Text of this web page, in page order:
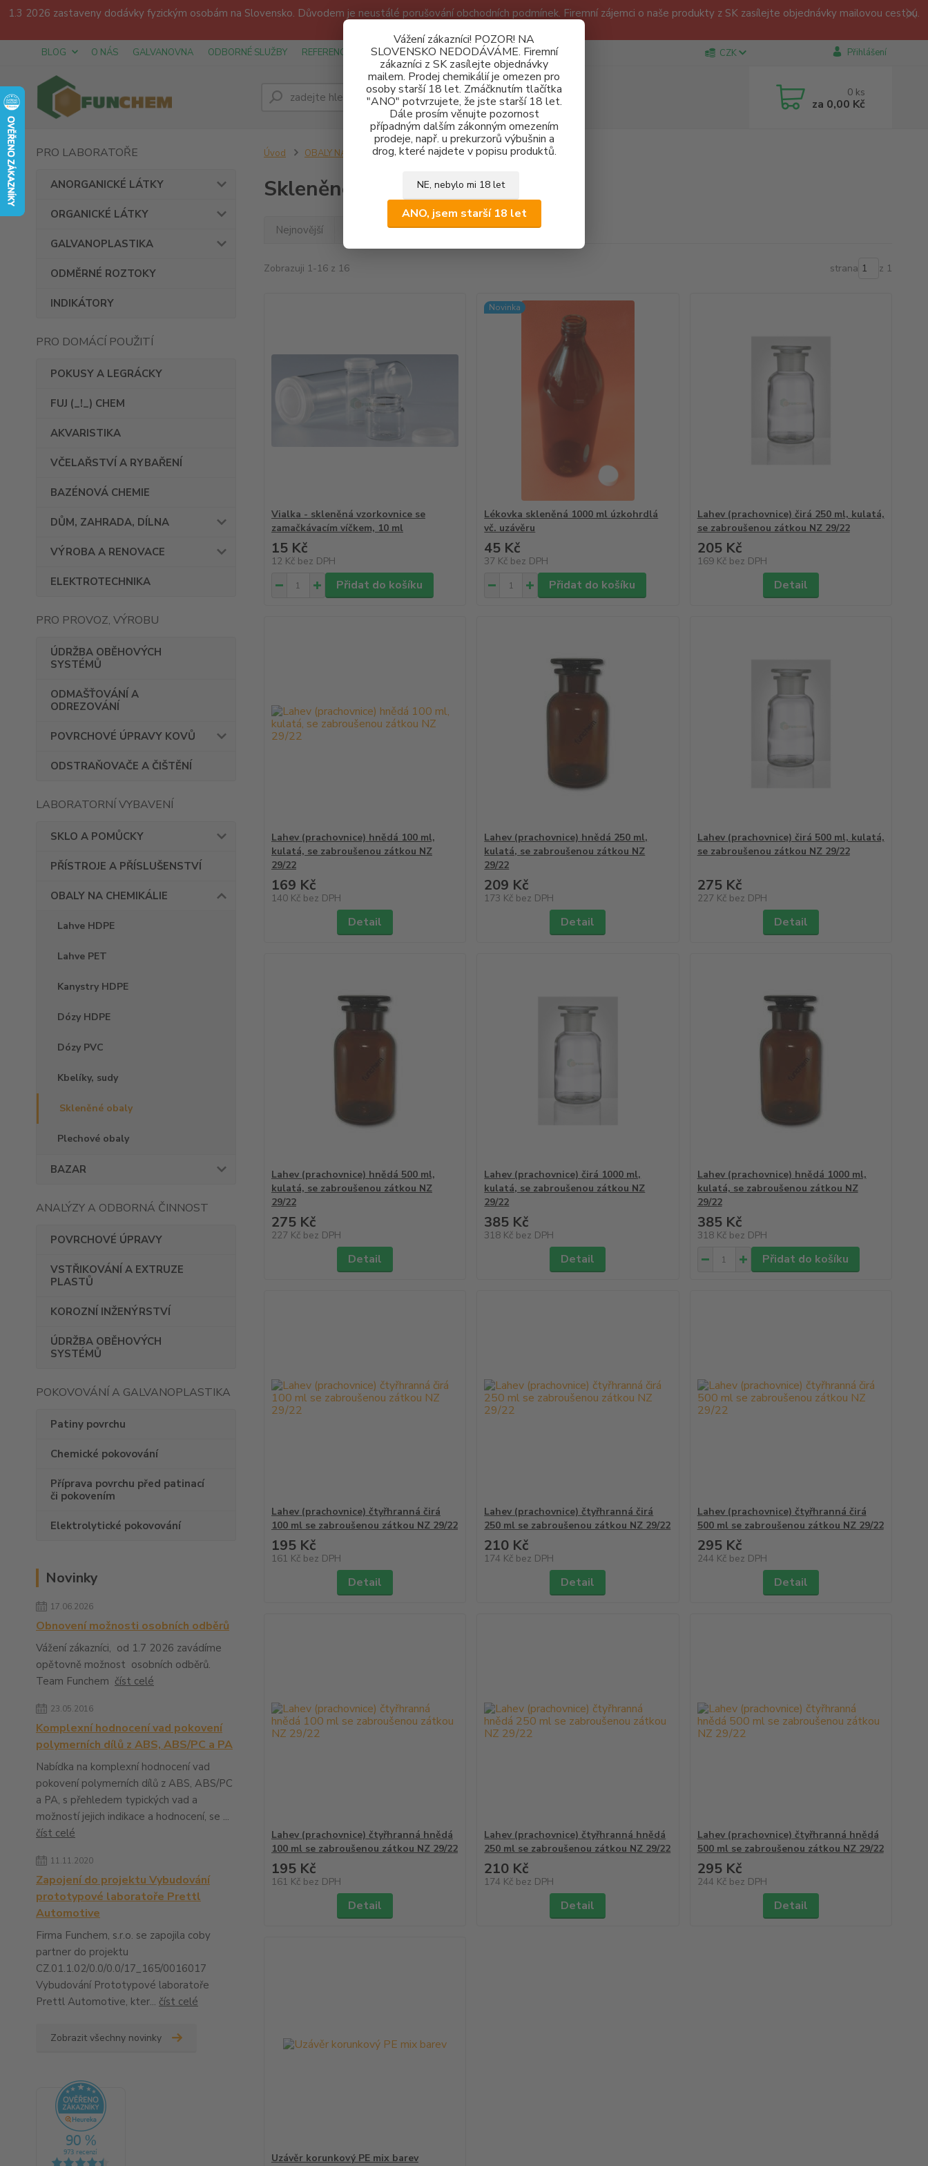
1.3 2026 zastaveny dodávky fyzickým osobám na Slovensko. Důvodem je neustálé porušování obchodních podmínek. Firemní zájemci o naše produkty z SK zasílejte objednávky mailovou cestou.
Vážení zákazníci! POZOR! NA
SLOVENSKO NEDODÁVÁME. Firemní
zákazníci z SK zasílejte objednávky
mailem. Prodej chemikálií je omezen pro
osoby starší 18 let. Zmáčknutím tlačítka
"ANO" potvrzujete, že jste starší 18 let.
Dále prosím věnujte pozornost
případným dalším zákonným omezením
prodeje, např. u prekurzorů výbušnin a
drog, které najdete v popisu produktů.
NE, nebylo mi 18 let
ANO, jsem starší 18 let
BLOG O NÁS GALVANOVNA ODBORNÉ SLUŽBY REFERENCE SPONZUREJEME OBCHODNÍ PODMÍNKY A GDPR CZK Přihlášení
Hledat 0 ks
za 0,00 Kč
PRO LABORATOŘE
ANORGANICKÉ LÁTKY
ORGANICKÉ LÁTKY
GALVANOPLASTIKA
ODMĚRNÉ ROZTOKY
INDIKÁTORY
PRO DOMÁCÍ POUŽITÍ
POKUSY A LEGRÁCKY
FUJ (_!_) CHEM
AKVARISTIKA
VČELAŘSTVÍ A RYBAŘENÍ
BAZÉNOVÁ CHEMIE
DŮM, ZAHRADA, DÍLNA
VÝROBA A RENOVACE
ELEKTROTECHNIKA
PRO PROVOZ, VÝROBU
ÚDRŽBA OBĚHOVÝCH
SYSTÉMŮ
ODMAŠŤOVÁNÍ A
ODREZOVÁNÍ
POVRCHOVÉ ÚPRAVY KOVŮ
ODSTRAŇOVAČE A ČIŠTĚNÍ
LABORATORNÍ VYBAVENÍ
SKLO A POMŮCKY
PŘÍSTROJE A PŘÍSLUŠENSTVÍ
OBALY NA CHEMIKÁLIE
Lahve HDPE
Lahve PET
Kanystry HDPE
Dózy HDPE
Dózy PVC
Kbelíky, sudy
Skleněné obaly
Plechové obaly
BAZAR
ANALÝZY A ODBORNÁ ČINNOST
POVRCHOVÉ ÚPRAVY
VSTŘIKOVÁNÍ A EXTRUZE
PLASTŮ
KOROZNÍ INŽENÝRSTVÍ
ÚDRŽBA OBĚHOVÝCH
SYSTÉMŮ
POKOVOVÁNÍ A GALVANOPLASTIKA
Patiny povrchu
Chemické pokovování
Příprava povrchu před patinací
či pokovením
Elektrolytické pokovování
Novinky
17.06.2026
Obnovení možnosti osobních odběrů
Vážení zákazníci, od 1.7 2026 zavádíme
opětovně možnost osobních odběrů.
Team Funchem číst celé
23.05.2016
Komplexní hodnocení vad pokovení
polymerních dílů z ABS, ABS/PC a PA
Nabídka na komplexní hodnocení vad
pokovení polymerních dílů z ABS, ABS/PC
a PA, s přehledem typických vad a
možností jejich indikace a hodnocení, se ...
číst celé
11.11.2020
Zapojení do projektu Vybudování
prototypové laboratoře Prettl
Automotive
Firma Funchem, s.r.o. se zapojila coby
partner do projektu
CZ.01.1.02/0.0/0.0/17_165/0016017
Vybudování Prototypové laboratoře
Prettl Automotive, kter... číst celé
Zobrazit všechny novinky
Úvod OBALY NA CHEMIKÁLIE Skleněné obaly
Skleněné obaly
Nejnovější Nejlevnější Nejdražší
Zobrazuji 1-16 z 16 strana z 1
Vialka - skleněná vzorkovnice se
zamačkávacím víčkem, 10 ml
15 Kč
12 Kč bez DPH
Přidat do košíku
Novinka
Lékovka skleněná 1000 ml úzkohrdlá
vč. uzávěru
45 Kč
37 Kč bez DPH
Přidat do košíku
Lahev (prachovnice) čirá 250 ml, kulatá,
se zabroušenou zátkou NZ 29/22
205 Kč
169 Kč bez DPH
Detail
Lahev (prachovnice) hnědá 100 ml,
kulatá, se zabroušenou zátkou NZ
29/22
169 Kč
140 Kč bez DPH
Detail
Lahev (prachovnice) hnědá 250 ml,
kulatá, se zabroušenou zátkou NZ
29/22
209 Kč
173 Kč bez DPH
Detail
Lahev (prachovnice) čirá 500 ml, kulatá,
se zabroušenou zátkou NZ 29/22
275 Kč
227 Kč bez DPH
Detail
Lahev (prachovnice) hnědá 500 ml,
kulatá, se zabroušenou zátkou NZ
29/22
275 Kč
227 Kč bez DPH
Detail
Lahev (prachovnice) čirá 1000 ml,
kulatá, se zabroušenou zátkou NZ
29/22
385 Kč
318 Kč bez DPH
Detail
Lahev (prachovnice) hnědá 1000 ml,
kulatá, se zabroušenou zátkou NZ
29/22
385 Kč
318 Kč bez DPH
Přidat do košíku
Lahev (prachovnice) čtyřhranná čirá
100 ml se zabroušenou zátkou NZ 29/22
195 Kč
161 Kč bez DPH
Detail
Lahev (prachovnice) čtyřhranná čirá
250 ml se zabroušenou zátkou NZ 29/22
210 Kč
174 Kč bez DPH
Detail
Lahev (prachovnice) čtyřhranná čirá
500 ml se zabroušenou zátkou NZ 29/22
295 Kč
244 Kč bez DPH
Detail
Lahev (prachovnice) čtyřhranná hnědá
100 ml se zabroušenou zátkou NZ 29/22
195 Kč
161 Kč bez DPH
Detail
Lahev (prachovnice) čtyřhranná hnědá
250 ml se zabroušenou zátkou NZ 29/22
210 Kč
174 Kč bez DPH
Detail
Lahev (prachovnice) čtyřhranná hnědá
500 ml se zabroušenou zátkou NZ 29/22
295 Kč
244 Kč bez DPH
Detail
Uzávěr korunkový PE mix barev